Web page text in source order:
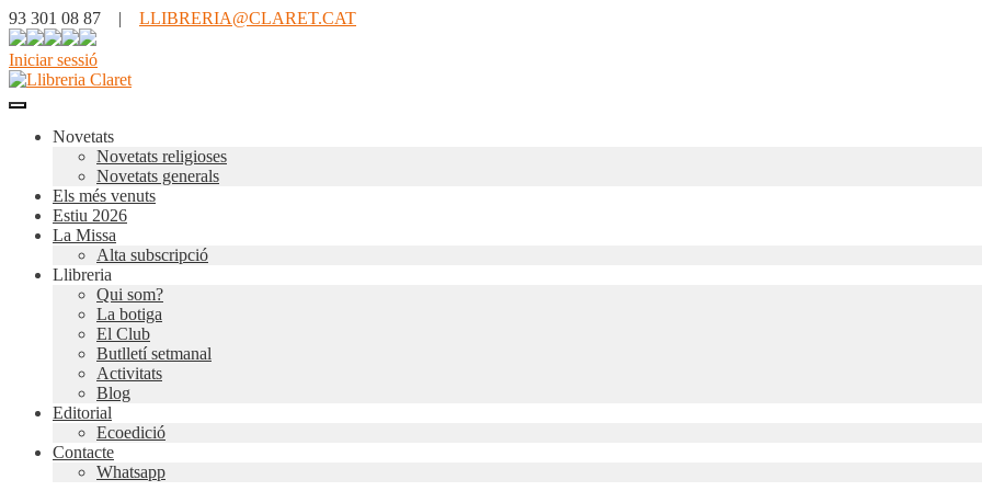
93 301 08 87 | LLIBRERIA@CLARET.CAT
Iniciar sessió
Novetats
Novetats religioses
Novetats generals
Els més venuts
Estiu 2026
La Missa
Alta subscripció
Llibreria
Qui som?
La botiga
El Club
Butlletí setmanal
Activitats
Blog
Editorial
Ecoedició
Contacte
Whatsapp